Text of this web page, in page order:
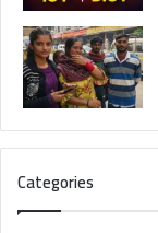
Categories